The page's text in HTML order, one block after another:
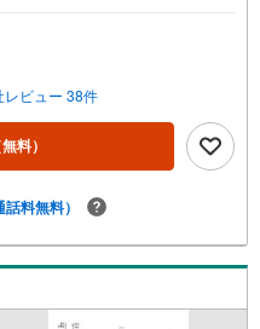
売地をお探しの方にぴったり
環境もきっと満足して頂ける
ご覧ください。土地面積は23
【年中無休/9:00～21:00】人気
集中するため、お早めにお電話
学する」ボタンよりご予約頂く
談○ライフプランのシミュレー
合った物件をご紹介させて頂
併せてご紹介可能ですのでお気
車場もございますので、お車
レビュー 38件
無料）
話料無料）